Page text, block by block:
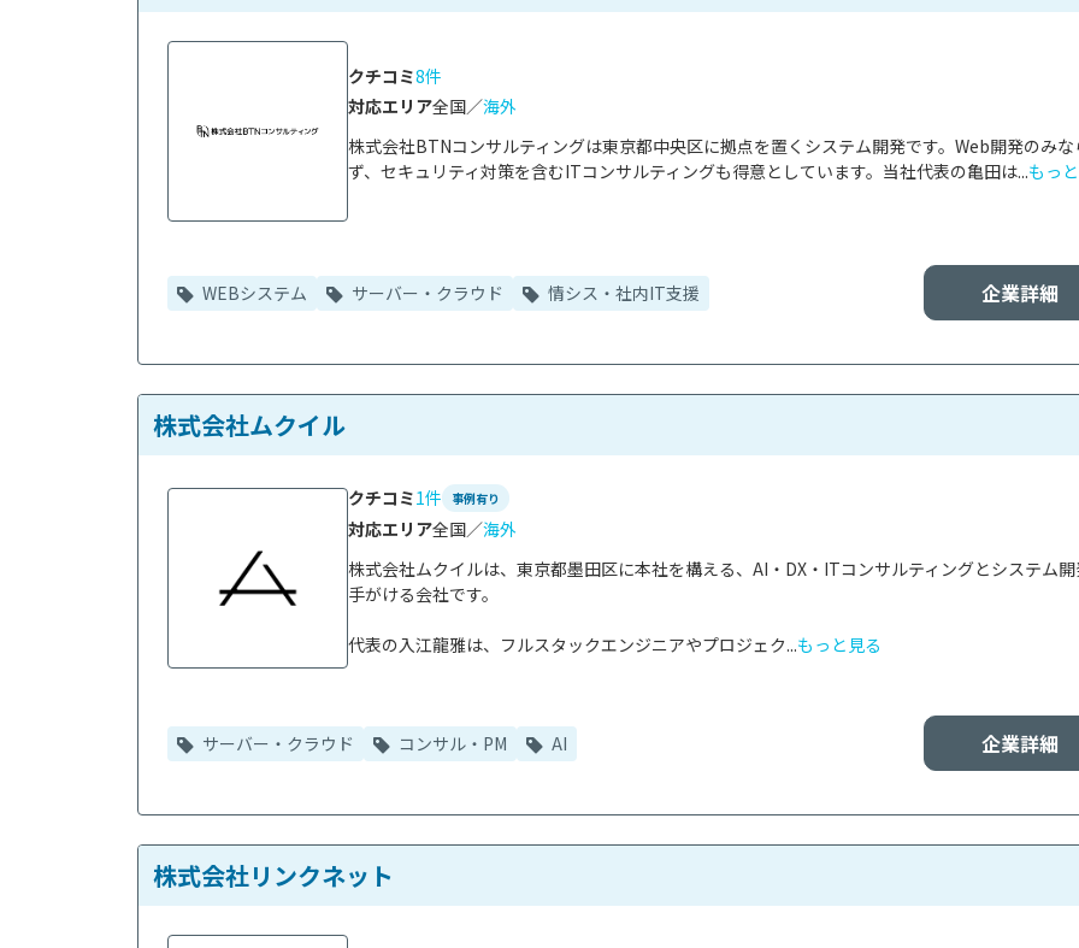
株式会社BTNコンサルティングは東京都中央区に拠点を置くシステム開発です。Web開発のみな
ず、セキュリティ対策を含むITコンサルティングも得意としています。当社代表の亀田は...もっ
クチコミ8件
対応エリア全国／海外
企業詳細
WEBシステム サーバー・クラウド 情シス・社内IT支援
株式会社ムクイル
株式会社ムクイルは、東京都墨田区に本社を構える、AI・DX・ITコンサルティングとシステム
手がける会社です。
代表の入江龍雅は、フルスタックエンジニアやプロジェク...もっと見る
クチコミ1件 事例有り
対応エリア全国／海外
企業詳細
サーバー・クラウド コンサル・PM AI
株式会社リンクネット